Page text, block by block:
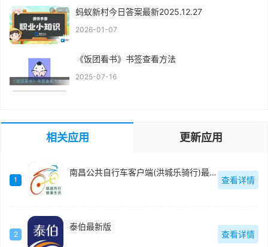
蚂蚁新村今日答案最新2025.12.27
2026-01-07
《饭团看书》书签查看方法
2025-07-16
相关应用 更新应用
1
南昌公共自行车客户端(洪城乐骑行)最新版
查看详情
2
泰伯最新版
查看详情